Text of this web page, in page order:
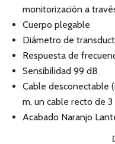
monitorización a
Cuerpo plegable
Diámetro de
Respuesta de
Sensibilidad 99 dB
Cable desconectable
m, un cable recto de
Acabado Naranjo